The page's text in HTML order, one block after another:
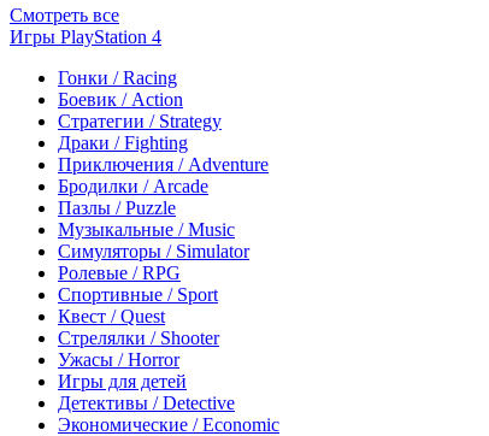
Смотреть все
Игры PlayStation 4
Гонки / Racing
Боевик / Action
Стратегии / Strategy
Драки / Fighting
Приключения / Adventure
Бродилки / Arcade
Пазлы / Puzzle
Музыкальные / Music
Симуляторы / Simulator
Ролевые / RPG
Спортивные / Sport
Квест / Quest
Стрелялки / Shooter
Ужасы / Horror
Игры для детей
Детективы / Detective
Экономические / Economic